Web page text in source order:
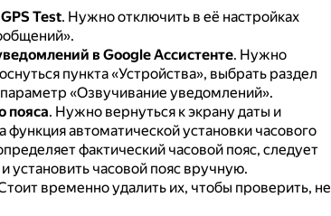
Test. Нужно отключить в её настройках
в Google Ассистенте. Нужно
пункта «Устройства», выбрать раздел
«Озвучивание уведомлений».
пояса. Нужно вернуться к экрану даты и
автоматической установки часового
фактический часовой пояс, следует
установить часовой пояс вручную.
временно удалить их, чтобы проверить, не